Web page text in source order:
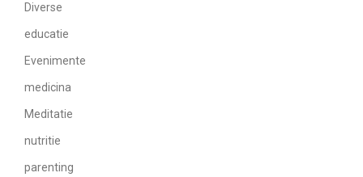
Diverse
educatie
Evenimente
medicina
Meditatie
nutritie
parenting